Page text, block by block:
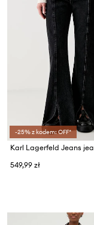
-25% z kodem: OFF*
549,99 zł